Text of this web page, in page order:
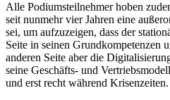
Alle Podiumsteilnehmer hoben
seit nunmehr vier Jahren eine
sei, um aufzuzeigen, dass der
Seite in seinen Grundkompetenzen
anderen Seite aber die
seine Geschäfts- und
und erst recht während Krisenzeiten.